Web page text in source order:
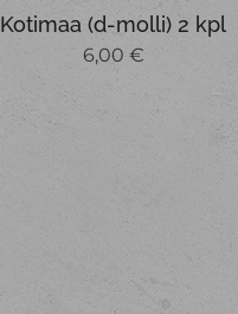
Kotimaa (d-molli) 2 kpl
6,00 €